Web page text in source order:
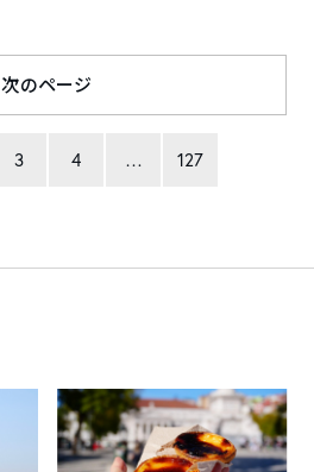
3 4 … 127
次のページ